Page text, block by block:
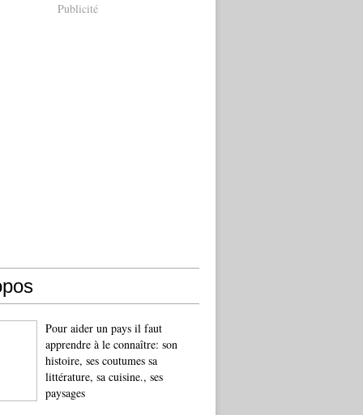
Publicité
Pour aider un pays il faut
apprendre à le connaître: son
histoire, ses coutumes sa
littérature, sa cuisine., ses
paysages